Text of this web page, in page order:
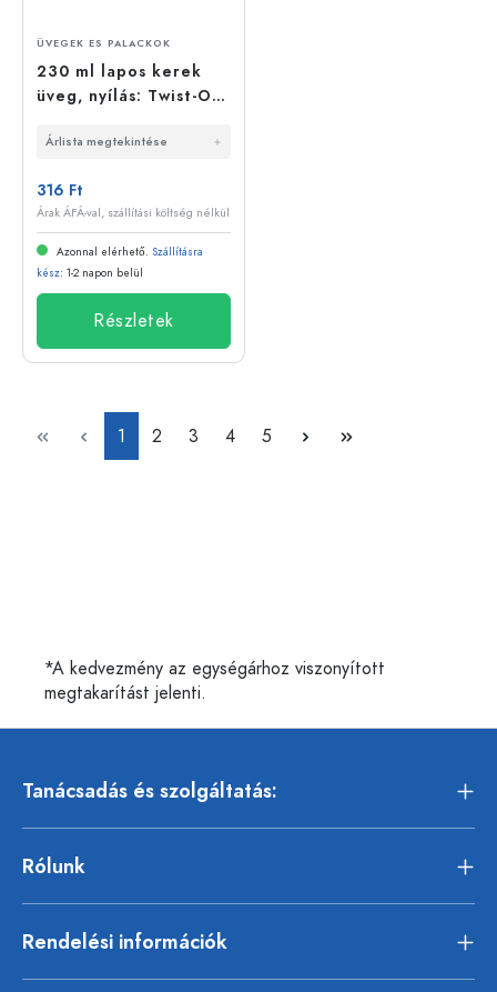
ÜVEGEK ES PALACKOK
230 ml lapos kerek
üveg, nyílás: Twist-Off
Árlista megtekintése
316 Ft
Árak ÁFÁ-val, szállítási költség nélkül
Azonnal elérhető. Szállításra
kész: 1-2 napon belül
Részletek
Oldal
1 Oldal
2 Oldal
3 Oldal
4 Oldal
5
*A kedvezmény az egységárhoz viszonyított
megtakarítást jelenti.
Tanácsadás és szolgáltatás:
Rólunk
Rendelési információk